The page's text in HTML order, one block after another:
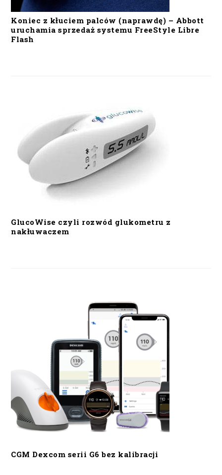
Koniec z kłuciem palców (naprawdę) – Abbott
uruchamia sprzedaż systemu FreeStyle Libre
Flash
GlucoWise czyli rozwód glukometru z
nakłuwaczem
CGM Dexcom serii G6 bez kalibracji